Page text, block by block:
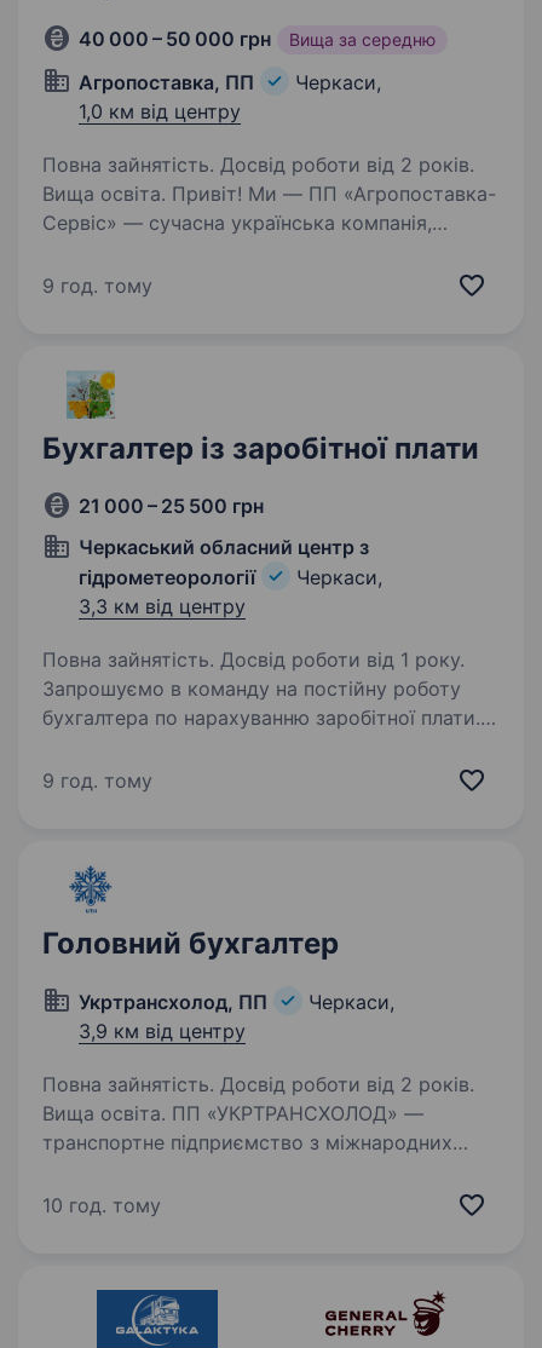
40 000 – 50 000 грн Вища за середню
Агропоставка, ПП
Черкаси,
1,0 км від центру
Повна зайнятість. Досвід роботи від 2 років.
Вища освіта. Привіт! Ми — ПП «Агропоставка-
Сервіс» — сучасна українська компанія,
автомобільних перевезень та логістичних
9 год. тому
Бухгалтер із заробітної плати
21 000 – 25 500 грн
Черкаський обласний центр з
гідрометеорології
Черкаси,
3,3 км від центру
Повна зайнятість. Досвід роботи від 1 року.
Запрошуємо в команду на постійну роботу
бухгалтера по нарахуванню заробітної плати.
бухгалтерського та податкового обліків,
9 год. тому
Головний бухгалтер
Укртрансхолод, ПП
Черкаси,
3,9 км від центру
Повна зайнятість. Досвід роботи від 2 років.
Вища освіта. ПП «УКРТРАНСХОЛОД» —
транспортне підприємство з міжнародних
головного бухгалтера. Основні обов’язки:
10 год. тому